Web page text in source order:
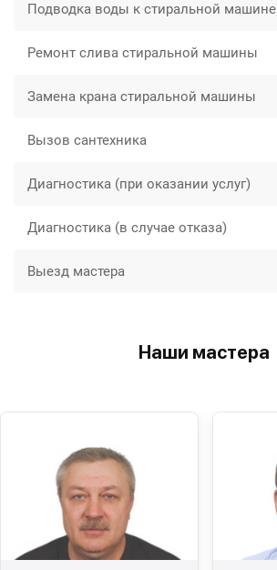
Подводка воды к стиральной машине
Ремонт слива стиральной машины
Замена крана стиральной машины
Вызов сантехника
Диагностика (при оказании услуг)
Диагностика (в случае отказа)
Выезд мастера
Наши мастера